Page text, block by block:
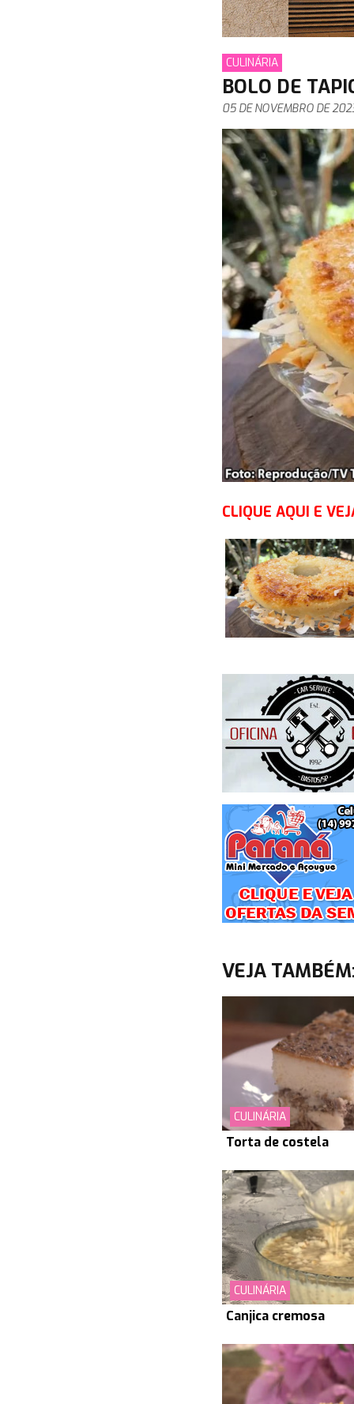
CULINÁRIA
BOLO DE
05 DE NOVEMBRO DE
CLIQUE AQUI E
VEJA
CULINÁRIA
Torta de costela
CULINÁRIA
Canjica cremosa